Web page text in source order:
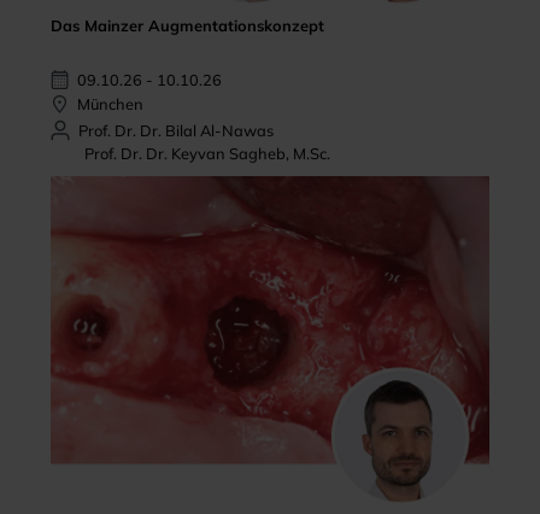
Das Mainzer Augmentationskonzept
09.10.26 - 10.10.26
München
Prof. Dr. Dr. Bilal Al-Nawas
Prof. Dr. Dr. Keyvan Sagheb, M.Sc.